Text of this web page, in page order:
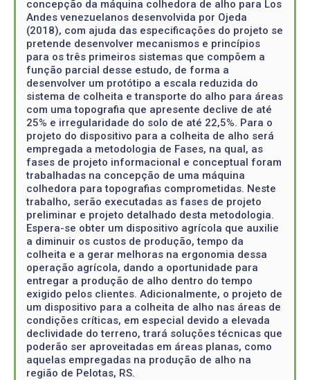
concepção da máquina colhedora de alho para Los
Andes venezuelanos desenvolvida por Ojeda
(2018), com ajuda das especificações do projeto se
pretende desenvolver mecanismos e princípios
para os três primeiros sistemas que compõem a
função parcial desse estudo, de forma a
desenvolver um protótipo a escala reduzida do
sistema de colheita e transporte do alho para áreas
com uma topografia que apresente declive de até
25% e irregularidade do solo de até 22,5%. Para o
projeto do dispositivo para a colheita de alho será
empregada a metodologia de Fases, na qual, as
fases de projeto informacional e conceptual foram
trabalhadas na concepção de uma máquina
colhedora para topografias comprometidas. Neste
trabalho, serão executadas as fases de projeto
preliminar e projeto detalhado desta metodologia.
Espera-se obter um dispositivo agrícola que auxilie
a diminuir os custos de produção, tempo da
colheita e a gerar melhoras na ergonomia dessa
operação agrícola, dando a oportunidade para
entregar a produção de alho dentro do tempo
exigido pelos clientes. Adicionalmente, o projeto de
um dispositivo para a colheita de alho nas áreas de
condições críticas, em especial devido a elevada
declividade do terreno, trará soluções técnicas que
poderão ser aproveitadas em áreas planas, como
aquelas empregadas na produção de alho na
região de Pelotas, RS.